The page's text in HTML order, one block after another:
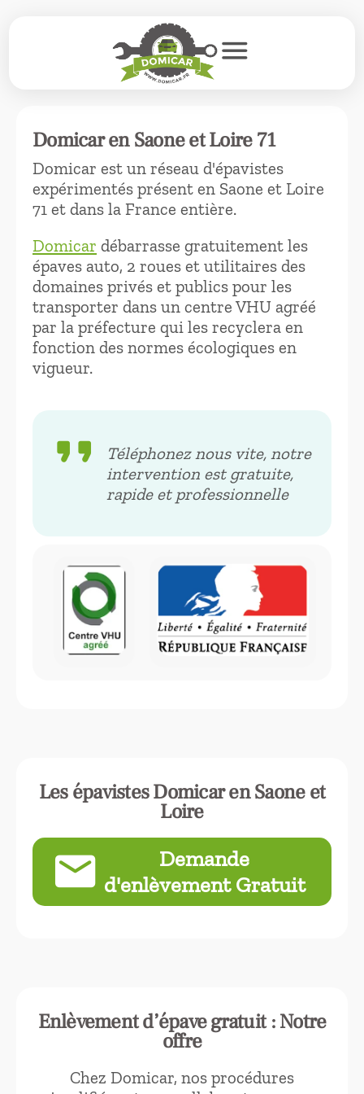
menu
Domicar en Saone et Loire 71
Domicar est un réseau d'épavistes
expérimentés présent en Saone et Loire
71 et dans la France entière.
Domicar débarrasse gratuitement les
épaves auto, 2 roues et utilitaires des
domaines privés et publics pour les
transporter dans un centre VHU agréé
par la préfecture qui les recyclera en
fonction des normes écologiques en
vigueur.
format_quote
Téléphonez nous vite, notre
intervention est gratuite,
rapide et professionnelle
Les épavistes Domicar en Saone et
Loire
email
Demande
d'enlèvement Gratuit
Enlèvement d’épave gratuit : Notre
offre
Chez Domicar, nos procédures